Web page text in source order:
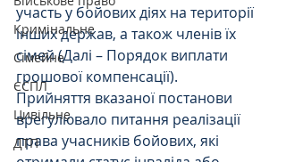
Кримінальне
Сімейне
ЄСПЛ
Цивільне
ДТП
участь у бойових діях на території
інших держав, а також членів їх
сімей (Далі – Порядок виплати
грошової компенсації).
Прийняття вказаної постанови
врегулювало питання реалізації
права учасників бойових, які